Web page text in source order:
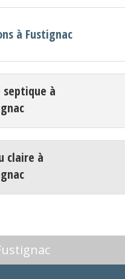
à Fustignac
septique à
claire à